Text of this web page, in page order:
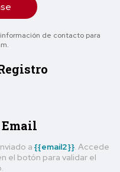
de contacto para
a {{email2}}. Accede
el botón para validar el